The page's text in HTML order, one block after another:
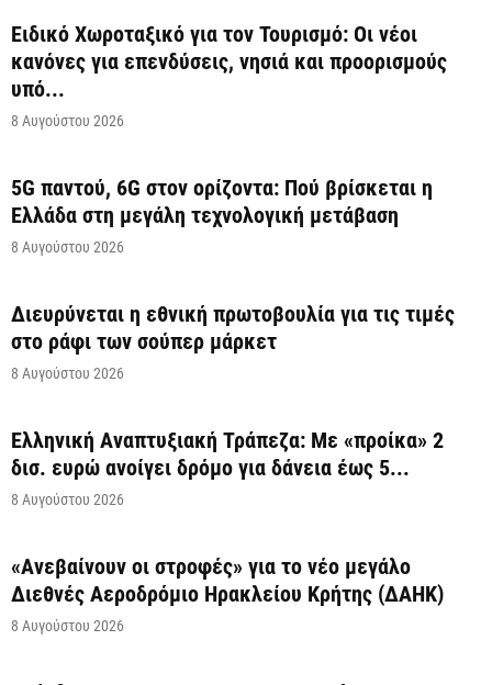
Ειδικό Χωροταξικό για τον Τουρισμό: Οι νέοι
κανόνες για επενδύσεις, νησιά και προορισμούς
υπό...
8 Αυγούστου 2026
5G παντού, 6G στον ορίζοντα: Πού βρίσκεται η
Ελλάδα στη μεγάλη τεχνολογική μετάβαση
8 Αυγούστου 2026
Διευρύνεται η εθνική πρωτοβουλία για τις τιμές
στο ράφι των σούπερ μάρκετ
8 Αυγούστου 2026
Ελληνική Αναπτυξιακή Τράπεζα: Με «προίκα» 2
δισ. ευρώ ανοίγει δρόμο για δάνεια έως 5...
8 Αυγούστου 2026
«Ανεβαίνουν οι στροφές» για το νέο μεγάλο
Διεθνές Αεροδρόμιο Ηρακλείου Κρήτης (ΔΑΗΚ)
8 Αυγούστου 2026